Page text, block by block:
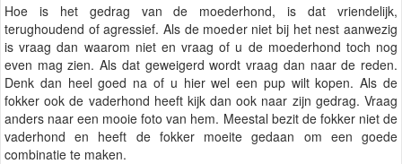
Hoe is het gedrag van de moederhond, is dat vriendelijk,
terughoudend of agressief. Als de moeder niet bij het nest aanwezig
is vraag dan waarom niet en vraag of u de moederhond toch nog
even mag zien. Als dat geweigerd wordt vraag dan naar de reden.
Denk dan heel goed na of u hier wel een pup wilt kopen. Als de
fokker ook de vaderhond heeft kijk dan ook naar zijn gedrag. Vraag
anders naar een mooie foto van hem. Meestal bezit de fokker niet de
vaderhond en heeft de fokker moeite gedaan om een goede
combinatie te maken.